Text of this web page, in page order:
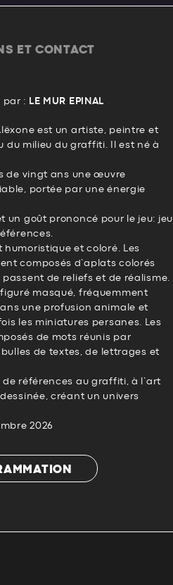
ET CONTACT
par : LE MUR EPINAL
est un artiste, peintre et
du milieu du graffiti. Il est né à
de vingt ans une œuvre
portée par une énergie
un goût prononcé pour le jeu: jeu
humoristique et coloré. Les
composés d’aplats colorés
de reliefs et de réalisme.
figuré masqué, fréquemment
une profusion animale et
les miniatures persanes. Les
de mots réunis par
de textes, de lettrages et
références au graffiti, à l’art
créant un univers
2026